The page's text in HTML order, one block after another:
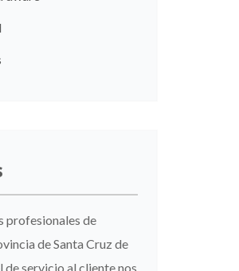
profesionales de
de Santa Cruz de
de servicio al cliente nos